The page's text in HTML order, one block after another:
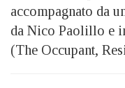
accompagnato da
da Nico Paolillo e
(The Occupant,